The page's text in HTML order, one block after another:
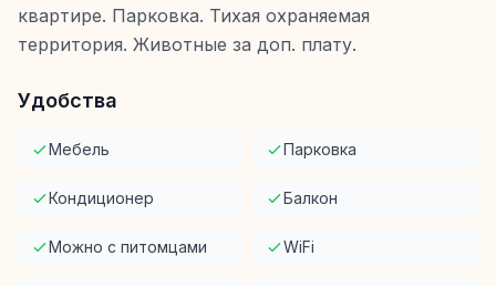
квартире. Парковка. Тихая охраняемая
территория. Животные за доп. плату.
Удобства
Мебель Парковка
Кондиционер Балкон
Можно с питомцами WiFi